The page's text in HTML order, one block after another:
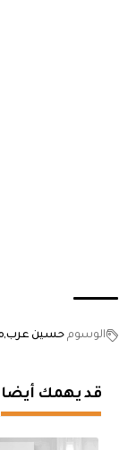
الوسوم حسين عرب
قد يهمك أيضا